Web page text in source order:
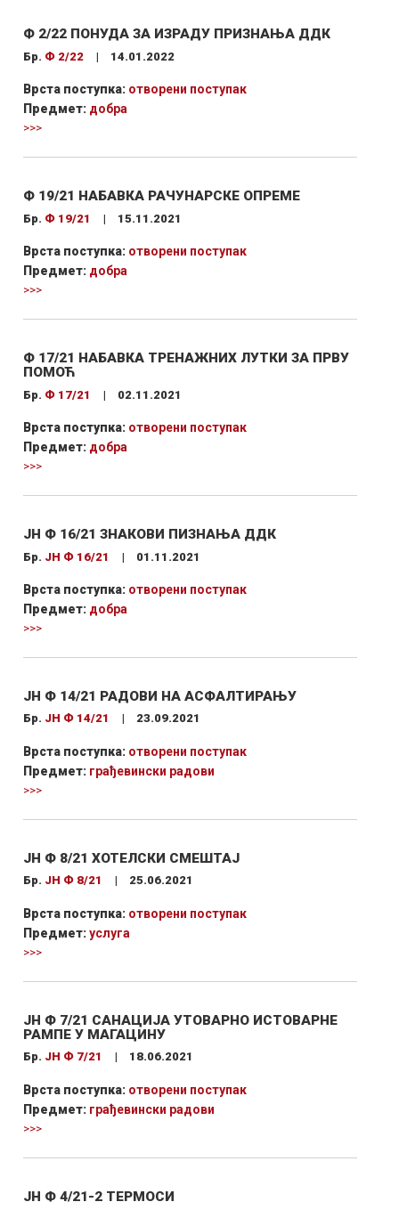
Ф 2/22 ПОНУДА ЗА ИЗРАДУ ПРИЗНАЊА ДДК
Бр. Ф 2/22 | 14.01.2022
Врста поступка: отворени поступак
Предмет: добра
>>>
Ф 19/21 НАБАВКА РАЧУНАРСКЕ ОПРЕМЕ
Бр. Ф 19/21 | 15.11.2021
Врста поступка: отворени поступак
Предмет: добра
>>>
Ф 17/21 НАБАВКА ТРЕНАЖНИХ ЛУТКИ ЗА ПРВУ
ПОМОЋ
Бр. Ф 17/21 | 02.11.2021
Врста поступка: отворени поступак
Предмет: добра
>>>
ЈН Ф 16/21 ЗНАКОВИ ПИЗНАЊА ДДК
Бр. ЈН Ф 16/21 | 01.11.2021
Врста поступка: отворени поступак
Предмет: добра
>>>
ЈН Ф 14/21 РАДОВИ НА АСФАЛТИРАЊУ
Бр. ЈН Ф 14/21 | 23.09.2021
Врста поступка: отворени поступак
Предмет: грађевински радови
>>>
ЈН Ф 8/21 ХОТЕЛСКИ СМЕШТАЈ
Бр. ЈН Ф 8/21 | 25.06.2021
Врста поступка: отворени поступак
Предмет:услуга
>>>
ЈН Ф 7/21 САНАЦИЈА УТОВАРНО ИСТОВАРНЕ
РАМПЕ У МАГАЦИНУ
Бр. ЈН Ф 7/21 | 18.06.2021
Врста поступка: отворени поступак
Предмет: грађевински радови
>>>
ЈН Ф 4/21-2 ТЕРМОСИ